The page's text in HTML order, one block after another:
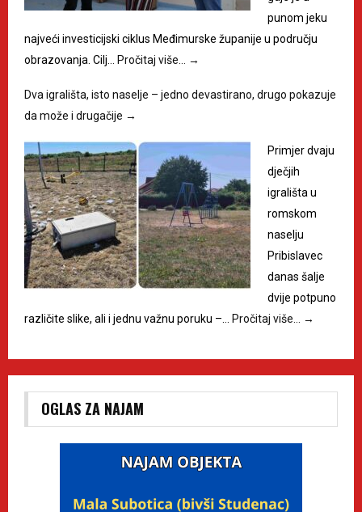
punom jeku
najveći investicijski ciklus Međimurske županije u području
obrazovanja. Cilj…
Pročitaj više… →
Dva igrališta, isto naselje – jedno devastirano, drugo pokazuje
da može i drugačije →
Primjer dvaju
dječjih
igrališta u
romskom
naselju
Pribislavec
danas šalje
dvije potpuno
različite slike, ali i jednu važnu poruku –…
Pročitaj više… →
OGLAS ZA NAJAM